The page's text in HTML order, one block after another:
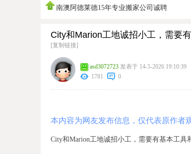
南澳阿德莱德15年专业搬家公司诚聘
City和Marion工地诚招小工，需要
[复制链接]
asd3072723 发表于 14-5-2026 19:10:39
1781
0
本内容为网友发布信息，仅代表原作者
City和Marion工地诚招小工，需要有基本工具